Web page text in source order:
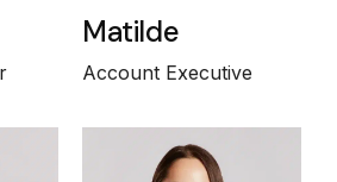
Matilde
Account Executive